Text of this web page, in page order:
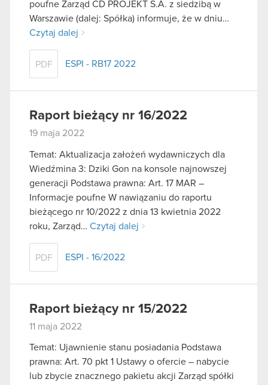
poufne Zarząd CD PROJEKT S.A. z siedzibą w
Warszawie (dalej: Spółka) informuje, że w dniu…
Czytaj dalej
PDF ESPI - RB17 2022
Raport bieżący nr 16/2022
19 maja 2022
Temat: Aktualizacja założeń wydawniczych dla
Wiedźmina 3: Dziki Gon na konsole najnowszej
generacji Podstawa prawna: Art. 17 MAR –
Informacje poufne W nawiązaniu do raportu
bieżącego nr 10/2022 z dnia 13 kwietnia 2022
roku, Zarząd… Czytaj dalej
PDF ESPI - 16/2022
Raport bieżący nr 15/2022
11 maja 2022
Temat: Ujawnienie stanu posiadania Podstawa
prawna: Art. 70 pkt 1 Ustawy o ofercie – nabycie
lub zbycie znacznego pakietu akcji Zarząd spółki